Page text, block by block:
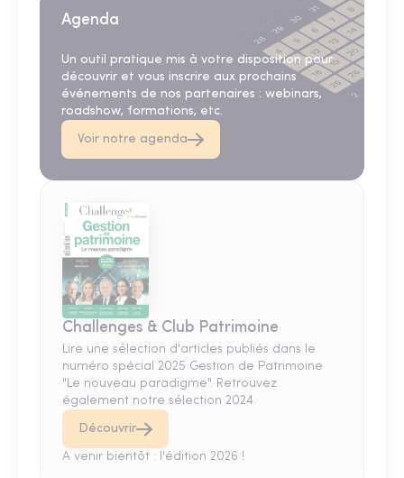
Agenda
Un outil pratique mis à votre disposition pour
découvrir et vous inscrire aux prochains
événements de nos partenaires : webinars,
roadshow, formations, etc.
Voir notre agenda
Challenges & Club Patrimoine
Lire une sélection d'articles publiés dans le
numéro spécial 2025 Gestion de Patrimoine
"Le nouveau paradigme". Retrouvez
également notre sélection 2024.
Découvrir
A venir bientôt : l'édition 2026 !